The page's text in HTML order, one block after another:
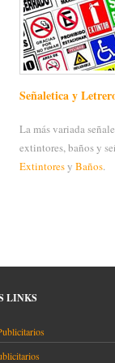
Señaletica y
La más variada
extintores, baños y
Extintoresy Baños.
LINKS